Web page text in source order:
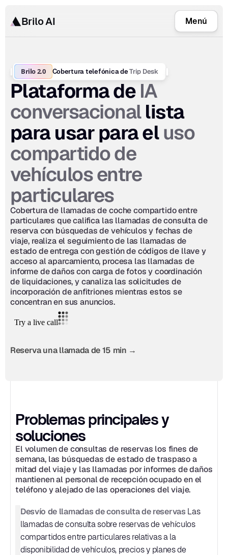
Brilo AI Menú
Brilo 2.0 Cobertura telefónica de Trip Desk
Plataforma de IA
conversacional lista
para usar para el uso
compartido de
vehículos entre
particulares
Cobertura de llamadas de coche compartido entre
particulares que califica las llamadas de consulta de
reserva con búsquedas de vehículos y fechas de
viaje, realiza el seguimiento de las llamadas de
estado de entrega con gestión de códigos de llave y
acceso al aparcamiento, procesa las llamadas de
informe de daños con carga de fotos y coordinación
de liquidaciones, y canaliza las solicitudes de
incorporación de anfitriones mientras estos se
concentran en sus anuncios.
Reserva una llamada de 15 min →
Problemas principales y
soluciones
El volumen de consultas de reservas los fines de
semana, las búsquedas de estado de traspaso a
mitad del viaje y las llamadas por informes de daños
mantienen al personal de recepción ocupado en el
teléfono y alejado de las operaciones del viaje.
Desvío de llamadas de consulta de reservas Las
llamadas de consulta sobre reservas de vehículos
compartidos entre particulares relativas a la
disponibilidad de vehículos, precios y planes de